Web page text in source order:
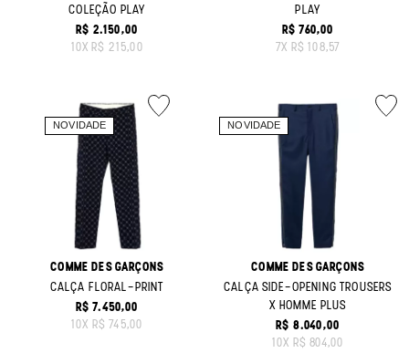
COLEÇÃO PLAY
ORIGINAL PRICE:
R$ 2.150,00
10X R$ 215,00
PLAY
ORIGINAL PRICE:
R$ 760,00
7X R$ 108,57
COMME DES GARÇONS
CALÇA FLORAL-PRINT
ORIGINAL PRICE:
R$ 7.450,00
10X R$ 745,00
COMME DES GARÇONS
CALÇA SIDE-OPENING TROUSERS
X HOMME PLUS
ORIGINAL PRICE:
R$ 8.040,00
10X R$ 804,00